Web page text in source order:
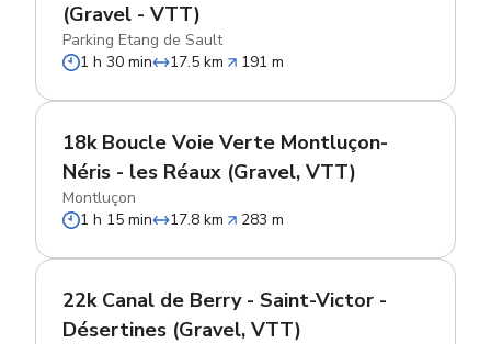
(Gravel - VTT)
Parking Etang de Sault
1 h 30 min
17.5 km 191 m
18k Boucle Voie Verte Montluçon-
Néris - les Réaux (Gravel, VTT)
Montluçon
1 h 15 min
17.8 km 283 m
22k Canal de Berry - Saint-Victor -
Désertines (Gravel, VTT)